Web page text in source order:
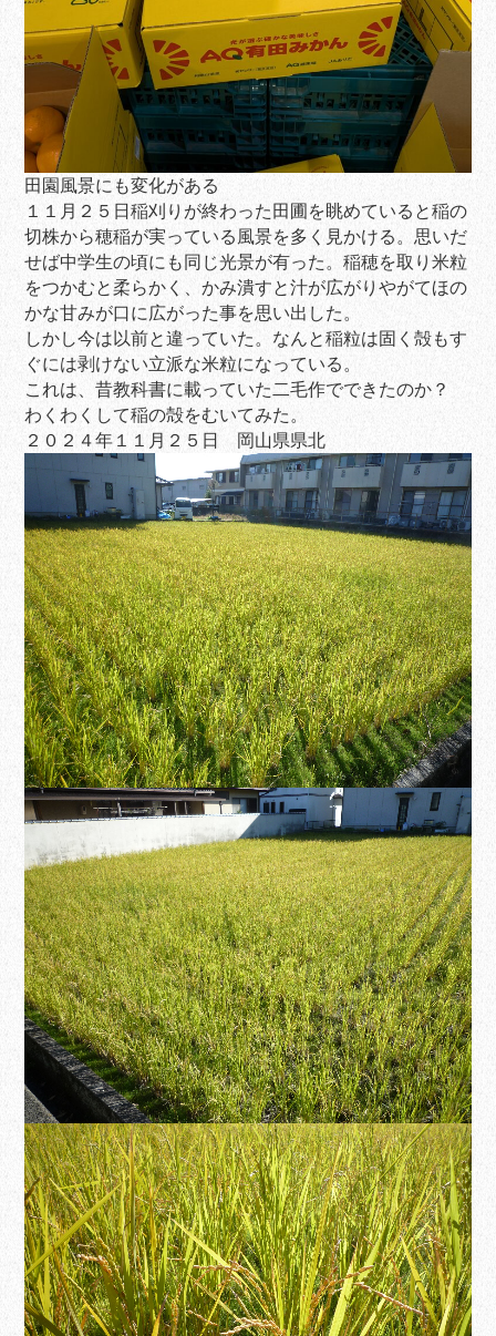
田園風景にも変化がある
１１月２５日稲刈りが終わった田圃を眺めていると稲の
切株から穂稲が実っている風景を多く見かける。思いだ
せば中学生の頃にも同じ光景が有った。稲穂を取り米粒
をつかむと柔らかく、かみ潰すと汁が広がりやがてほの
かな甘みが口に広がった事を思い出した。
しかし今は以前と違っていた。なんと稲粒は固く殻もす
ぐには剥けない立派な米粒になっている。
これは、昔教科書に載っていた二毛作でできたのか？
わくわくして稲の殻をむいてみた。
２０２４年１１月２５日 岡山県県北